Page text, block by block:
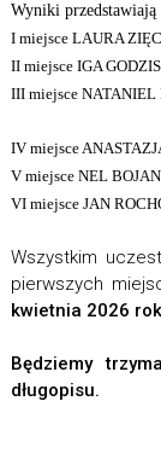
Wyniki przedstawiają
I miejsce LAURA
II miejsce IGA
III miejsce NATANIEL
IV miejsce
V miejsce NEL
VI miejsce JAN
Wszystkim
pierwszych
kwietnia 2026
Będziemy
długopisu.